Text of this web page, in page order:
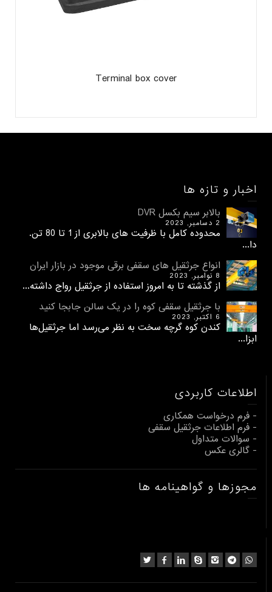
Terminal box cover
اخبار و تازه ها
بالابر سیم بکسل DVR
2 دسامبر, 2023
محدوده کامل با ظرفیت های بالابری از 1 تا 80 تن.
دا...
انواع جرثقیل های سقفی برقی موجود در بازار ایران
8 نوامبر, 2023
از گذشته تا به امروز استفاده از جرثقیل رواج داشته...
با جرثقیل سقفی کوه را در یک سالن جابجا کنید
6 اکتبر, 2023
کندن کوه گرچه سخت به نظر می‌رسد اما جرثقیل‌ها
ابزا...
اطلاعات کاربردی
- فرم درخواست همکاری
- فرم اطلاعات جرثقیل سقفی
- سوالات متداول
- گالری عکس
مجوزها و گواهینامه ها